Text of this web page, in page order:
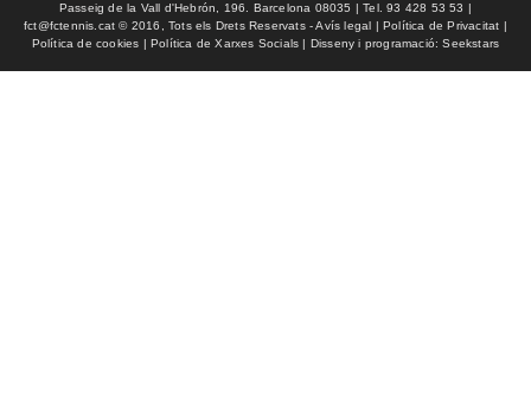
Passeig de la Vall d'Hebrón, 196. Barcelona 08035 | Tel. 93 428 53 53 |
fct@fctennis.cat © 2016, Tots els Drets Reservats - Avís legal | Política de Privacitat |
Política de cookies | Política de Xarxes Socials | Disseny i programació: Seekstars